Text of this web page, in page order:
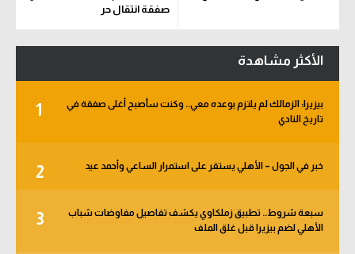
صفقة انتقال حر
الأكثر مشاهدة
1
بيزيرا: الزمالك لم يلتزم بوعده معي.. وكنت سأصبح أغلى صفقة في
تاريخ النادي
2 خبر في الجول – الأهلي يستقر على استمرار الساعي وأحمد عيد
3
سبعة شروط.. تطبيق زملكاوي يكشف تفاصيل مفاوضات شباب
الأهلي لضم بيزيرا قبل غلق الملف